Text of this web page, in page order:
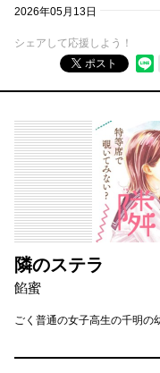
2026年05月13日
シェアして応援しよう！
ポスト
隣のステラ
餡蜜
ごく普通の女子高生の千明